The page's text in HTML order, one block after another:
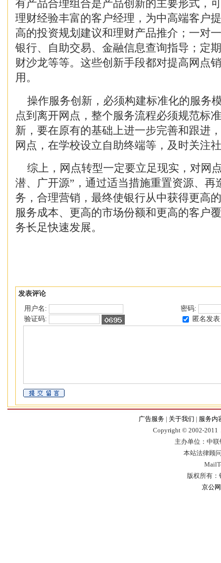
有产品合理组合是产品创新的主要形式，
理财经验丰富的客户经理，为中高端客户
高的投资规划建议和理财产品推介；一对
银行、自助交易、金融信息查询指导；定
财沙龙等等。这些创新手段都对提高网点
用。
操作服务创新，必须构建标准化的服务
点到离开网点，整个服务流程必须规范标
新，要在原有的基础上进一步完善和跟进
网点，在学校设立自助终端等，及时关注
综上，网点转型一定要立足现实，对网
潜、广开源”，通过适当措施重置资源、再
务，合理营销，最终使银行从中获得更高
服务成本、更高的市场份额和更高的客户
务长足快速发展。
发表评论
用户名:
密码:
验证码:
匿名发表
广告服务 | 关于我们 | 服务内
Copyright © 2002-2011
主办单位：中
本站法律顾
版权所有
京公